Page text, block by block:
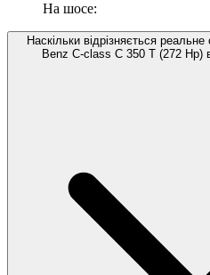
На шосе:
Наскільки відрізняється
Benz C-class C 350 T (272 Hp)